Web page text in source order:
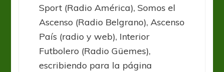
Sport (Radio América), Somos el
Ascenso (Radio Belgrano), Ascenso
País (radio y web), Interior
Futbolero (Radio Güemes),
escribiendo para la página